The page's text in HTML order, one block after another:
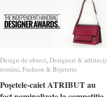
Design de obiect,Designeri & arhitecți
români,Fashion & Bijuterie
Poșetele-caiet ATRIBUT au
Design de obiect Designeri & arhitecți
români Fashion & Bijuterie
Poșetele-caiet ATRIBUT au